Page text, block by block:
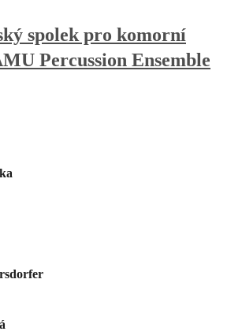
spolek pro komorní
Percussion Ensemble